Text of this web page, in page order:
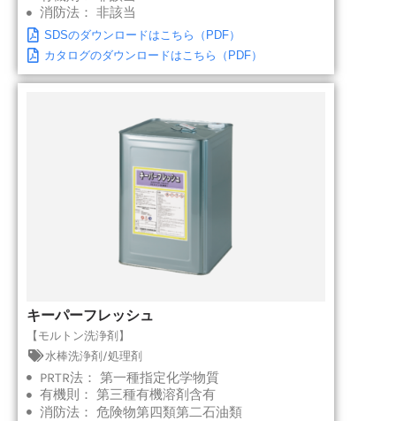
消防法： 非該当
SDSのダウンロードはこちら（PDF）
カタログのダウンロードはこちら（PDF）
キーパーフレッシュ
【モルトン洗浄剤】
水棒洗浄剤/処理剤
PRTR法： 第一種指定化学物質
有機則： 第三種有機溶剤含有
消防法： 危険物第四類第二石油類